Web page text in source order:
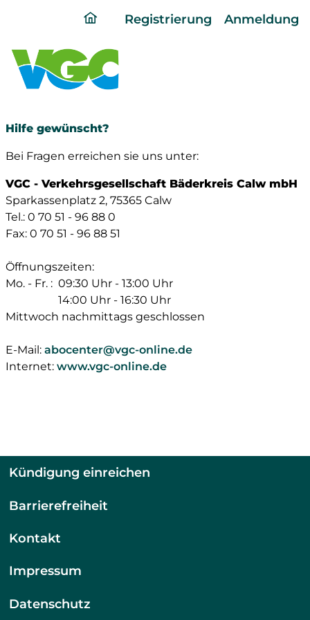
ding
page
Registrierung Anmeldung
Hilfe gewünscht?
Bei Fragen erreichen sie uns unter:
VGC - Verkehrsgesellschaft Bäderkreis Calw mbH
Sparkassenplatz 2, 75365 Calw
Tel.: 0 70 51 - 96 88 0
Fax: 0 70 51 - 96 88 51
Öffnungszeiten:
Mo. - Fr. : 09:30 Uhr - 13:00 Uhr
14:00 Uhr - 16:30 Uhr
Mittwoch nachmittags geschlossen
E-Mail: abocenter@vgc-online.de
Internet: www.vgc-online.de
Kündigung einreichen
Barrierefreiheit
Kontakt
Impressum
Datenschutz